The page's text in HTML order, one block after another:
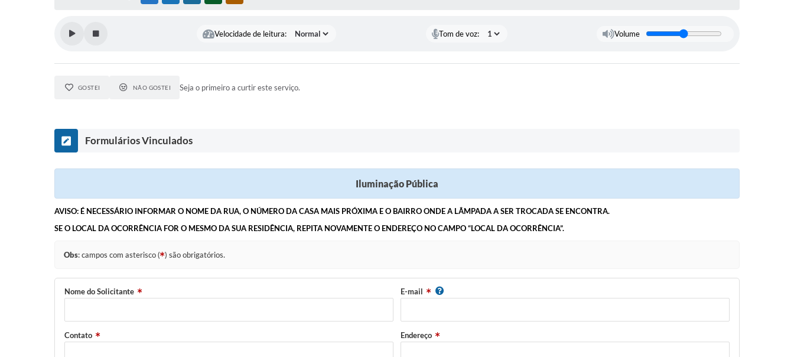
Velocidade de leitura: Tom de voz: Volume
GOSTEI NÃO GOSTEI Seja o primeiro a curtir este serviço.
Formulários Vinculados
Iluminação Pública
AVISO: É NECESSÁRIO INFORMAR O NOME DA RUA, O NÚMERO DA CASA MAIS PRÓXIMA E O BAIRRO ONDE A LÂMPADA A SER TROCADA SE ENCONTRA.
SE O LOCAL DA OCORRÊNCIA FOR O MESMO DA SUA RESIDÊNCIA, REPITA NOVAMENTE O ENDEREÇO NO CAMPO “LOCAL DA OCORRÊNCIA”.
Obs: campos com asterisco ( ) são obrigatórios.
Nome do Solicitante E-mail
Contato Endereço